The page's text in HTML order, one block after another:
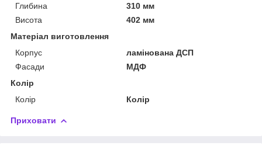
Глибина
310 мм
Висота
402 мм
Матеріал виготовлення
Корпус
ламінована ДСП
Фасади
МДФ
Колір
Колір
Колір
Приховати